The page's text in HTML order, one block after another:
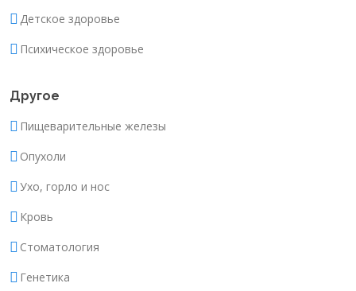
Детское здоровье
Психическое здоровье
Другое
Пищеварительные железы
Опухоли
Ухо, горло и нос
Кровь
Стоматология
Генетика